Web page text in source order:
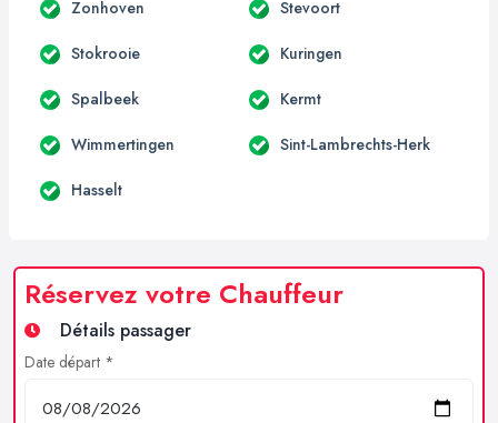
Zonhoven Stevoort
Stokrooie Kuringen
Spalbeek Kermt
Wimmertingen Sint-Lambrechts-Herk
Hasselt
Réservez votre Chauffeur
Détails passager
Date départ *